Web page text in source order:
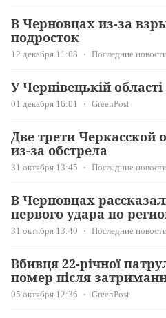
В Черновцах из-за
подросток
12 декабря 11:08 Последние
У Чернівецькій
01 декабря 16:01 GreenPost
Две трети Черкасской
из-за обстрела
31 октября 13:45 Последние
В Черновцах
первого удара по
31 октября 13:40 Последние
Вбивця 22-річної
помер після
05 октября 12:36 GreenPost